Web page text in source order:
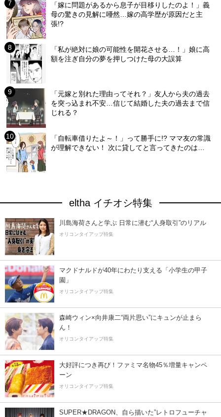
「嫁に問題があるから息子が目移りしたのよ！」義
母の驚きの見解に唖然…嫁の高学歴が原因だと主
張!?
「私が絶対に娘の可能性を開花させる…！」娘に高
額を注ぎ自分の夢を押しつけた母の大誤算
「元嫁と別れた理由ってそれ？」友人から夫の過去
を突っ込まれ不安…信じて結婚した夫の過去まで信
じれる？
「自転車借りたよ～！」って勝手に!? ママ友の常識
が理解できない！ 次に貸してと言ってきたのは…
eltha イチオシ特集
川島海荷さんと学ぶ 日常に潜む“人身取引”のリアル
オリコンタイアップ特集
マクドナルドが40年にわたり支える「小学生の甲子
園」
オリコンタイアップ特集
森崎ウィン×向井康二“両片思い”にキュンが止まら
ん！
オリコンタイアップ特集
大好評につき再び！ファミマ名物45％増量キャンペ
ーン
オリコンタイアップ特集
SUPER★DRAGON、自ら描いた”レトロフューチャ